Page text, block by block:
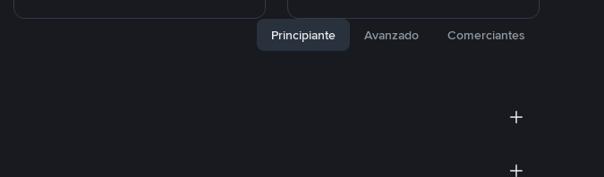
Principiante Avanzado Comerciantes